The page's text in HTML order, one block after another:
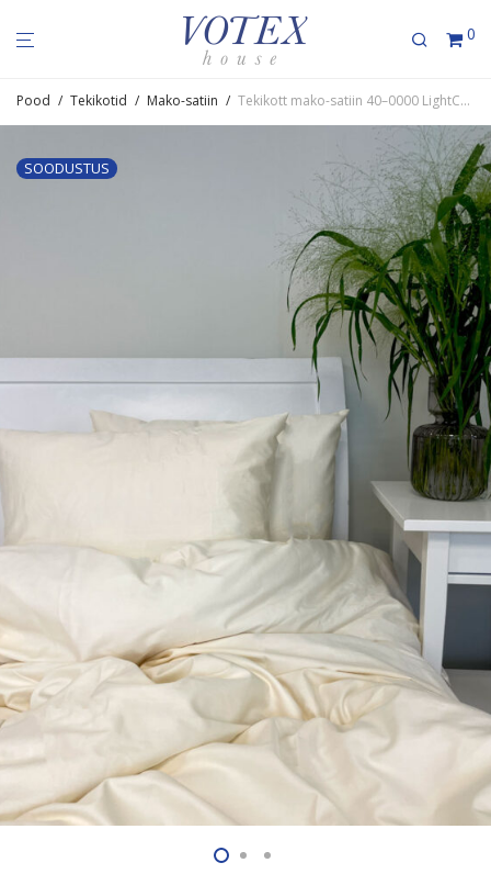
0
Pood / Tekikotid / Mako-satiin / Tekikott mako-satiin 40–0000 LightCream
SOODUSTUS